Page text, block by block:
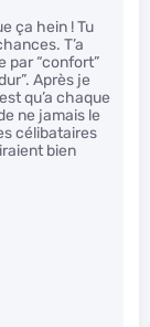
ça hein ! Tu
T’a
par “confort”
Après je
qu’a chaque
ne jamais le
célibataires
bien